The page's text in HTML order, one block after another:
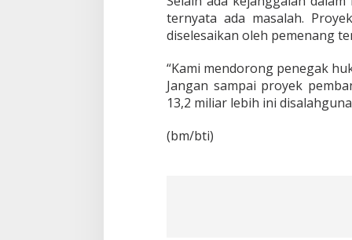
ternyata ada masalah.
diselesaikan oleh pemenang
“Kami mendorong penegak
Jangan sampai proyek
13,2 miliar lebih ini
(bm/bti)